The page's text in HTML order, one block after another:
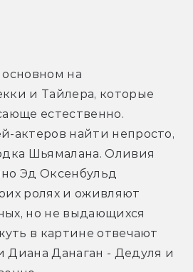
на
и Тайлера, которые
естественно.
актеров найти непросто,
Шьямалана. Оливия
Эд Оксенбульд
ролях и оживляют
но не выдающихся
в картине отвечают
Диана Данаган - Дедуля и